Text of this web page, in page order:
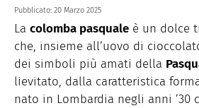
Pubblicato: 20 Marzo 2025
La colomba pasquale è un dolce
che, insieme all’uovo di
dei simboli più amati della
lievitato, dalla caratteristica
nato in Lombardia negli anni ’30